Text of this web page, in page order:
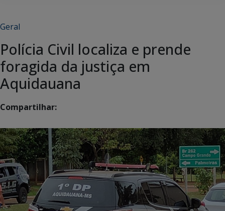
Geral
Polícia Civil localiza e prende
foragida da justiça em
Aquidauana
Compartilhar: